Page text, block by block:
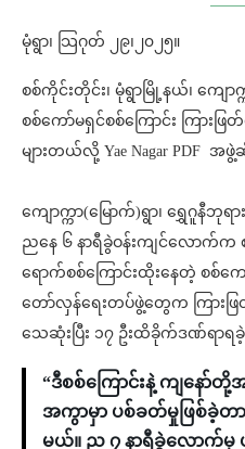
မုံရွာ၊ သြဂုတ် ၂၉၊၂၀၂၅။
စစ်ကိုင်းတိုင်း၊ မုံရွာမြို့နယ်၊ ကျေ
စစ်ကော်မရှင်စစ်ကြောင်း ကြား
များတယ်လို့ Yae Nagar PDF
ကျောက္ကာ​(မြောက်)ရွာ၊ ရွှေဂူနီဘု
ညနေ ၆ နာရီခွဲဝန်းကျင်လောက်က
ရောက်စစ်ကြောင်းထိုးနေတဲ့ စစ်
တော်လှန်ရေးတပ်ဖွဲ့တွေက ကြားဖ
သေဆုံးပြီး ၁၇ ဦးထိခိုက်ဒဏ်ရ
“ဒီစစ်ကြောင်းနဲ့ ကျနေ
အကွာမှာ ပစ်ခတ်မှုဖြစ်ခဲ့တာ
မယ်။ ည ၇ နာရီခွဲလောက်မှ